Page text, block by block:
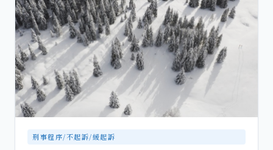
刑事程序/不起訴/緩起訴